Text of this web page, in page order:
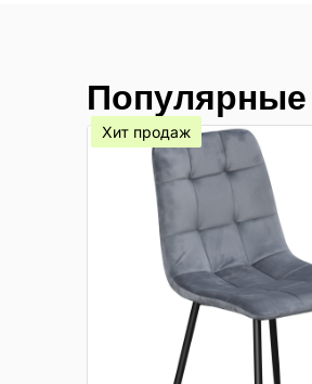
Хит продаж